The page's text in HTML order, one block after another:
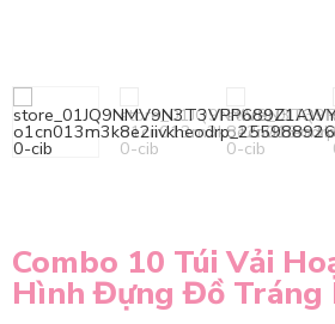
Combo 10 Túi Vải
Hình Đựng Đồ Tráng